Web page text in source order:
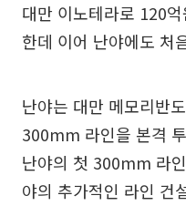
대만 이노테라로 120
한데 이어 난야에도 처
난야는 대만 메모리반
300mm 라인을 본격
난야의 첫 300mm 라
야의 추가적인 라인 건